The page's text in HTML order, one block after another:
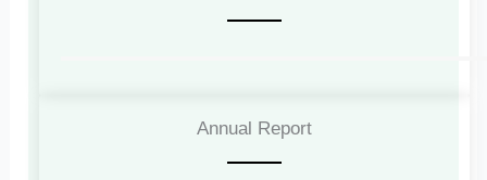
Annual Report